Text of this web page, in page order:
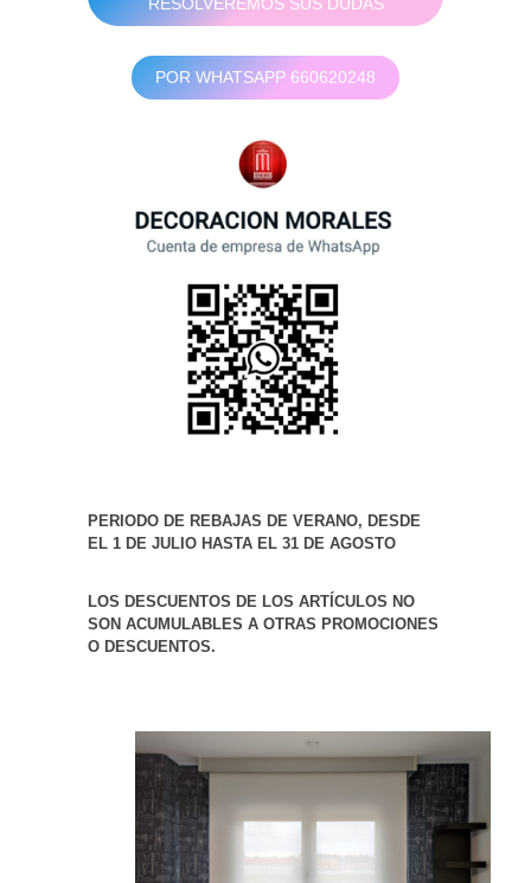
RESOLVEREMOS SUS DUDAS
POR WHATSAPP 660620248
PERIODO DE REBAJAS DE VERANO, DESDE
EL 1 DE JULIO HASTA EL 31 DE AGOSTO
LOS DESCUENTOS DE LOS ARTÍCULOS NO
SON ACUMULABLES A OTRAS PROMOCIONES
O DESCUENTOS.